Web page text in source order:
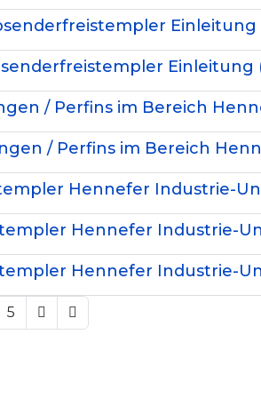
Einleitung
Einleitung
/ Perfins im Bereich
/ Perfins im Bereich
Hennefer Industrie-
Hennefer Industrie-
Hennefer Industrie-
5